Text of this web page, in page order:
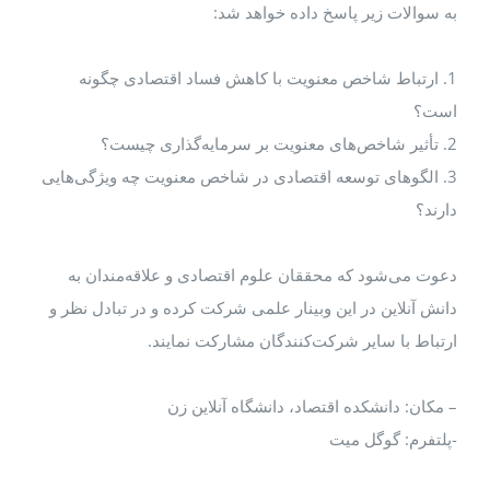
به سوالات زیر پاسخ داده خواهد شد:
1. ارتباط شاخص معنویت با کاهش فساد اقتصادی چگونه
است؟
2. تأثیر شاخص‌های معنویت بر سرمایه‌گذاری چیست؟
3. الگوهای توسعه اقتصادی در شاخص معنویت چه ویژگی‌هایی
دارند؟
دعوت می‌شود که محققان علوم اقتصادی و علاقه‌مندان به
دانش آنلاین در این وبینار علمی شرکت کرده و در تبادل نظر و
ارتباط با سایر شرکت‌کنندگان مشارکت نمایند.
– مکان: دانشکده اقتصاد، دانشگاه آنلاین زن
-پلتفرم: گوگل میت